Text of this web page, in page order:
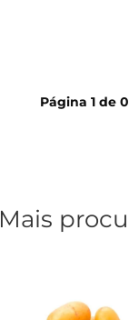
Página 1 de 0
Mais